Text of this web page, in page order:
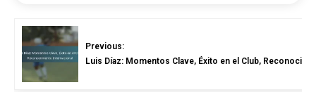
Previous:
Luis Díaz: Momentos Clave, Éxito en el Club,